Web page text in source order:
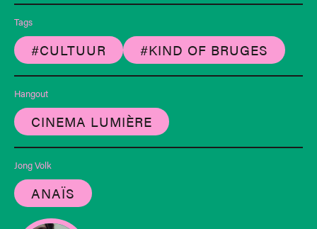
Tags
#CULTUUR #KIND OF BRUGES
Hangout
CINEMA LUMIÈRE
Jong Volk
ANAÏS